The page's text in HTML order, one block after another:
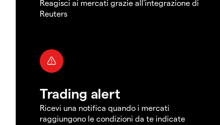
Reagisci ai mercati grazie all'integrazione di
Reuters
Trading alert
Ricevi una notifica quando i mercati
raggiungono le condizioni da te indicate